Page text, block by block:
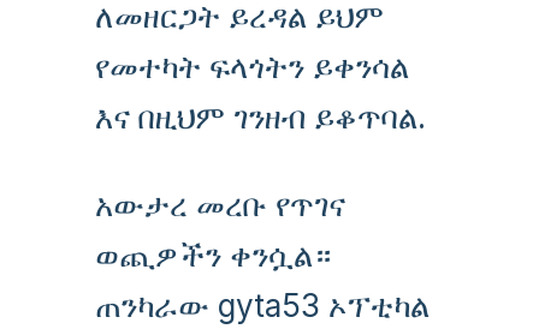
ለመዘርጋት ይረዳል ይህም
የመተካት ፍላጎትን ይቀንሳል
እና በዚህም ገንዘብ ይቆጥባል.
አውታረ መረቡ የጥገና
ወጪዎችን ቀንሷል።
ጠንካራው gyta53 ኦፕቲካል